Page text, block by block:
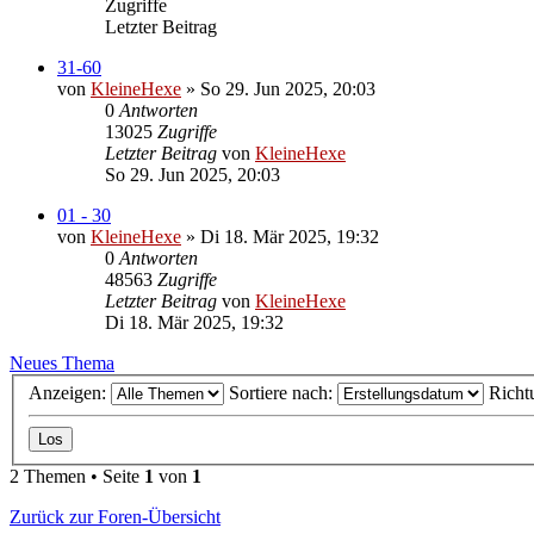
Zugriffe
Letzter Beitrag
31-60
von KleineHexe » So 29. Jun 2025, 20:03
0 Antworten
13025 Zugriffe
Letzter Beitrag von KleineHexe
So 29. Jun 2025, 20:03
01 - 30
von KleineHexe » Di 18. Mär 2025, 19:32
0 Antworten
48563 Zugriffe
Letzter Beitrag von KleineHexe
Di 18. Mär 2025, 19:32
Neues Thema
Anzeigen:
Sortiere nach:
2 Themen • Seite 1 von 1
Zurück zur Foren-Übersicht